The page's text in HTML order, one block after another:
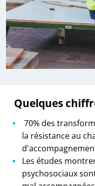
Quelques
70% des
la résistance au
Les études
psychosociaux